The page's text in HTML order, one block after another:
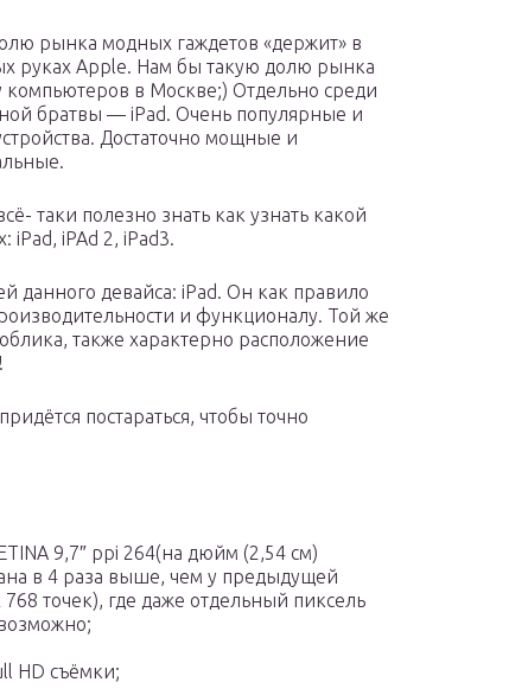
рынка модных гаждетов «держит» в
руках Apple. Нам бы такую долю рынка
компьютеров в Москве;) Отдельно среди
братвы — iPad. Очень популярные и
Достаточно мощные и
таки полезно знать как узнать какой
iPad, iPAd 2, iPad3.
данного девайса: iPad. Он как правило
и функционалу. Той же
также характерно расположение
постараться, чтобы точно
9,7″ ppi 264(на дюйм (2,54 см)
в 4 раза выше, чем у предыдущей
точек), где даже отдельный пиксель
HD съёмки;